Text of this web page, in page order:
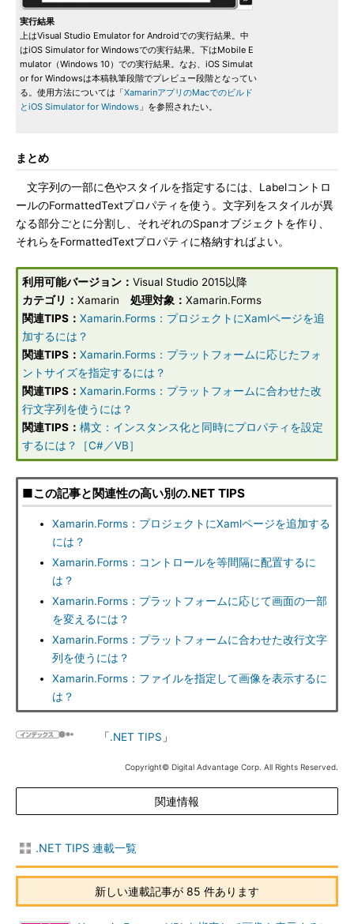
実行結果
上はVisual Studio Emulator for Androidでの実行結果。中
はiOS Simulator for Windowsでの実行結果。下はMobile E
mulator（Windows 10）での実行結果。なお、iOS Simulat
or for Windowsは本稿執筆段階でプレビュー段階となってい
る。使用方法については「XamarinアプリのMacでのビルド
とiOS Simulator for Windows 」を参照されたい。
まとめ
文字列の一部に色やスタイルを指定するには、Labelコントロ
ールのFormattedTextプロパティを使う。文字列をスタイルが異
なる部分ごとに分割し、それぞれのSpanオブジェクトを作り、
それらをFormattedTextプロパティに格納すればよい。
利用可能バージョン： Visual Studio 2015以降
カテゴリ： Xamarin 処理対象： Xamarin.Forms
関連TIPS： Xamarin.Forms：プロジェクトにXamlページを追
加するには？
関連TIPS： Xamarin.Forms：プラットフォームに応じたフォ
ントサイズを指定するには？
関連TIPS： Xamarin.Forms：プラットフォームに合わせた改
行文字列を使うには？
関連TIPS： 構文：インスタンス化と同時にプロパティを設定
するには？［C#／VB］
■この記事と関連性の高い別の.NET TIPS
Xamarin.Forms：プロジェクトにXamlページを追加する
には？
Xamarin.Forms：コントロールを等間隔に配置するに
は？
Xamarin.Forms：プラットフォームに応じて画面の一部
を変えるには？
Xamarin.Forms：プラットフォームに合わせた改行文字
列を使うには？
Xamarin.Forms：ファイルを指定して画像を表示するに
は？
「.NET TIPS 」
Copyright© Digital Advantage Corp. All Rights Reserved.
関連情報
.NET TIPS 連載一覧
新しい連載記事が 85 件あります